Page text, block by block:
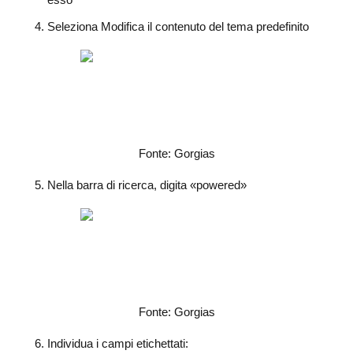
Seleziona Modifica il contenuto del tema predefinito
Fonte: Gorgias
Nella barra di ricerca, digita «powered»
Fonte: Gorgias
Individua i campi etichettati: